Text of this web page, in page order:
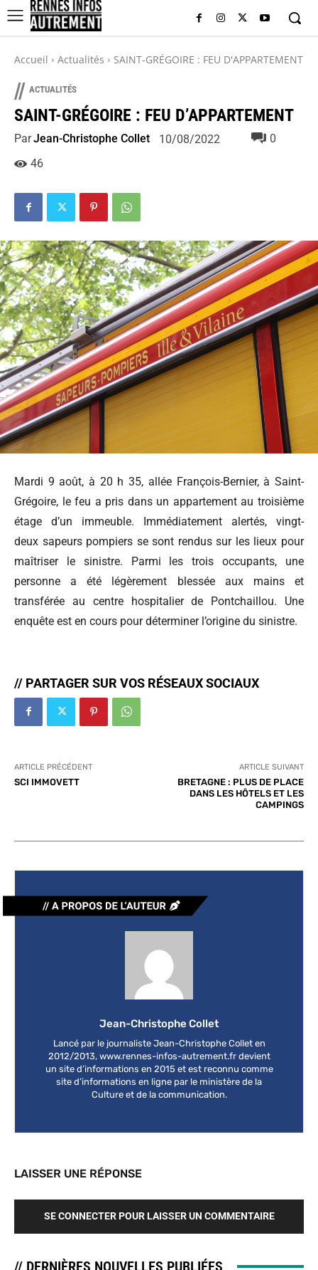
Accueil Actualités SAINT-GRÉGOIRE : FEU D'APPARTEMENT
// ACTUALITÉS
SAINT-GRÉGOIRE : FEU D’APPARTEMENT
ParJean-Christophe Collet 10/08/2022
0
46
Mardi 9 août, à 20 h 35, allée François-Bernier, à Saint-
Grégoire, le feu a pris dans un appartement au troisième
étage d’un immeuble. Immédiatement alertés, vingt-
deux sapeurs pompiers se sont rendus sur les lieux pour
maîtriser le sinistre. Parmi les trois occupants, une
personne a été légèrement blessée aux mains et
transférée au centre hospitalier de Pontchaillou. Une
enquête est en cours pour déterminer l’origine du sinistre.
// PARTAGER SUR VOS RÉSEAUX SOCIAUX
ARTICLE PRÉCÉDENT
SCI IMMOVETT
ARTICLE SUIVANT
BRETAGNE : PLUS DE PLACE
DANS LES HÔTELS ET LES
CAMPINGS
Jean-Christophe Collet
Lancé par le journaliste Jean-Christophe Collet en
2012/2013, www.rennes-infos-autrement.fr devient
un site d’informations en 2015 et est reconnu comme
site d’informations en ligne par le ministère de la
Culture et de la communication.
LAISSER UNE RÉPONSE
SE CONNECTER POUR LAISSER UN COMMENTAIRE
// DERNIÈRES NOUVELLES PUBLIÉES